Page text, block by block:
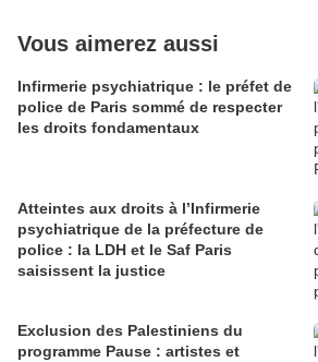
Vous aimerez aussi
Infirmerie psychiatrique : le préfet de
police de Paris sommé de respecter
les droits fondamentaux
Atteintes aux droits à l’Infirmerie
psychiatrique de la préfecture de
police : la LDH et le Saf Paris
saisissent la justice
Exclusion des Palestiniens du
programme Pause : artistes et